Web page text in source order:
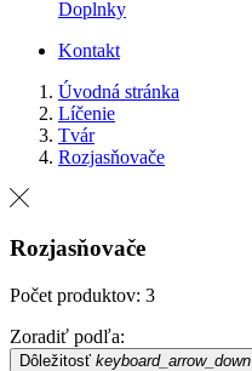
Doplnky
Kontakt
Úvodná stránka
Líčenie
Tvár
Rozjasňovače
Rozjasňovače
Počet produktov: 3
Zoradiť podľa:
Dôležitosť keyboard_arrow_down